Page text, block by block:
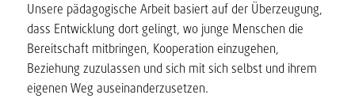
Unsere pädagogische Arbeit basiert auf der Überzeugung,
dass Entwicklung dort gelingt, wo junge Menschen die
Bereitschaft mitbringen, Kooperation einzugehen,
Beziehung zuzulassen und sich mit sich selbst und ihrem
eigenen Weg auseinanderzusetzen.